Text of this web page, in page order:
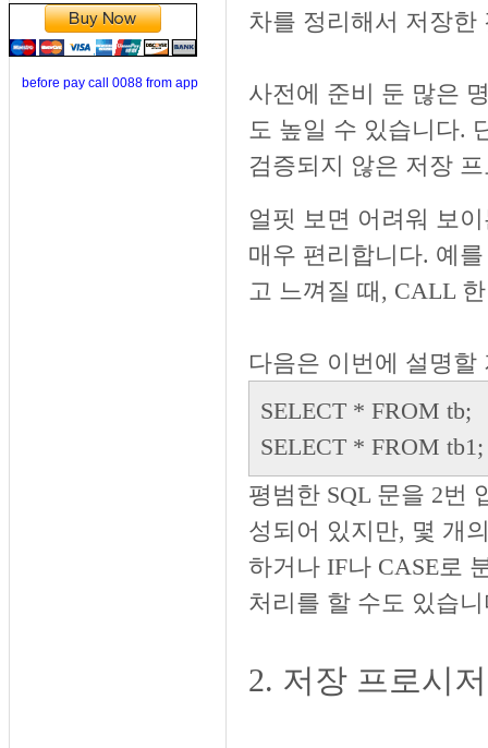
before pay call 0088 from app
차를 정리해서 저장한
사전에 준비 둔 많은
도 높일 수 있습니다.
검증되지 않은 저장
얼핏 보면 어려워 보
매우 편리합니다. 예
고 느껴질 때, CALL
다음은 이번에 설명
SELECT * FROM tb;
SELECT * FROM tb1;
평범한 SQL 문을 2번
성되어 있지만, 몇 개
하거나 IF나 CASE로
처리를 할 수도 있습
2. 저장 프로시